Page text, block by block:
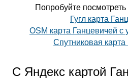
Попробуйте посмотреть
Гугл карта
OSM карта Ганцевичей
Спутниковая
С Яндекс картой